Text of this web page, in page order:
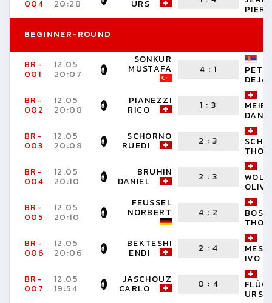
004 20:28 URS
BEGINNER-ROUND
BR-
001
12.05
20:07
SONKUR
MUSTAFA 4 : 1
BR-
002
12.05
20:08
PIANEZZI
RICO 1 :3
BR-
003
12.05
20:08
SCHORNO
RUEDI 2 :3
BR-
004
12.05
20:10
BRUHIN
DANIEL 2 :3
BR-
005
12.05
20:10
FEUSSEL
NORBERT 4 : 2
BR-
006
12.05
20:06
BEKTESHI
ENDI 2 : 4
IVO
BR-
007
12.05
19:54
JASCHOUZ
CARLO 0 : 4
URS